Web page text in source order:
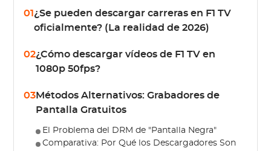
01 ¿Se pueden descargar carreras en F1 TV
oficialmente? (La realidad de 2026)
02¿Cómo descargar vídeos de F1 TV en
1080p 50fps?
03Métodos Alternativos: Grabadores de
Pantalla Gratuitos
El Problema del DRM de "Pantalla Negra"
Comparativa: Por Qué los Descargadores Son